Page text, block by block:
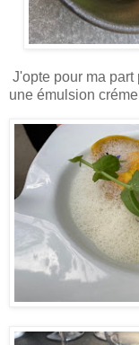
J'opte pour ma
une émulsion